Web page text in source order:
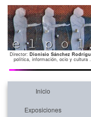
Director: Dionisio Sánchez
política, información, ocio y cultura
Inicio
Exposiciones